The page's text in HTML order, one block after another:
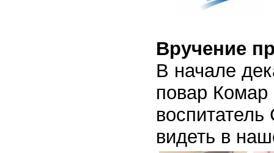
Вручение
В начале
повар
видеть в